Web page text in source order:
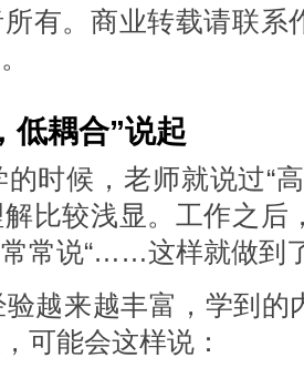
有。商业转载请联系
，低耦合”说起
时候，⽼师就说过“
⽐较浅显。⼯作之后
常常说“……这样就做到
验越来越丰富，学到的
可能会这样说：